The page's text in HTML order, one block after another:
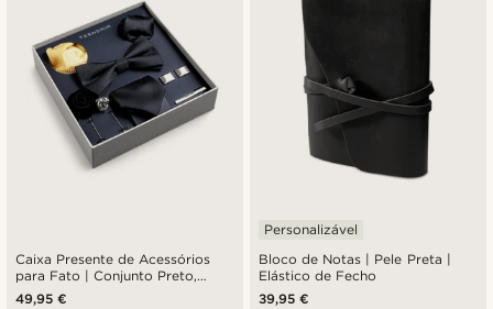
Caixa Presente de Acessórios
para Fato | Conjunto Preto,
Amarelo e Prateado
49,95 €
Bloco de Notas | Pele Preta |
Elástico de Fecho
Personalizável
39,95 €